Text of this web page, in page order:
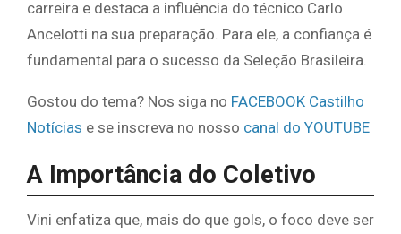
carreira e destaca a influência do técnico Carlo
Ancelotti na sua preparação. Para ele, a confiança é
fundamental para o sucesso da Seleção Brasileira.
Gostou do tema? Nos siga no FACEBOOK Castilho
Notícias e se inscreva no nosso canal do YOUTUBE
A Importância do Coletivo
Vini enfatiza que, mais do que gols, o foco deve ser